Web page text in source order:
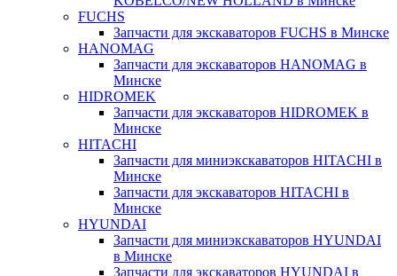
FUCHS
Запчасти для экскаваторов FUCHS в Минске
HANOMAG
Запчасти для экскаваторов HANOMAG в
Минске
HIDROMEK
Запчасти для экскаваторов HIDROMEK в
Минске
HITACHI
Запчасти для миниэкскаваторов HITACHI в
Минске
Запчасти для экскаваторов HITACHI в
Минске
HYUNDAI
Запчасти для миниэкскаваторов HYUNDAI
в Минске
Запчасти для экскаваторов HYUNDAI в